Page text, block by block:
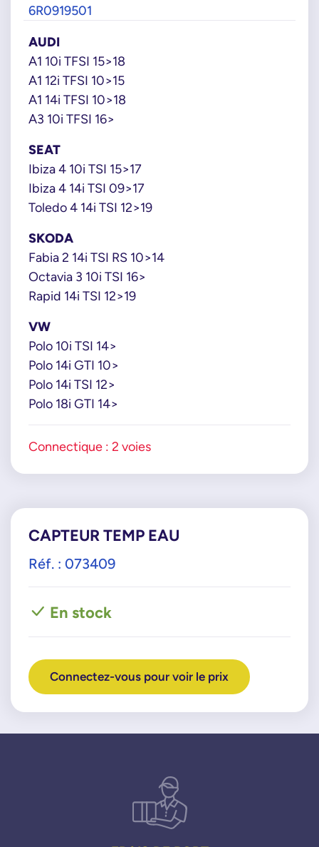
6R0919501
AUDI
A1 10i TFSI 15>18
A1 12i TFSI 10>15
A1 14i TFSI 10>18
A3 10i TFSI 16>
SEAT
Ibiza 4 10i TSI 15>17
Ibiza 4 14i TSI 09>17
Toledo 4 14i TSI 12>19
SKODA
Fabia 2 14i TSI RS 10>14
Octavia 3 10i TSI 16>
Rapid 14i TSI 12>19
VW
Polo 10i TSI 14>
Polo 14i GTI 10>
Polo 14i TSI 12>
Polo 18i GTI 14>
Connectique : 2 voies
CAPTEUR TEMP EAU
Réf. : 073409
En stock
Connectez-vous pour voir le prix